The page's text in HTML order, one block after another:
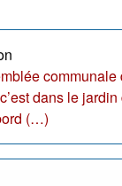
communale
dans le jardin
(…)